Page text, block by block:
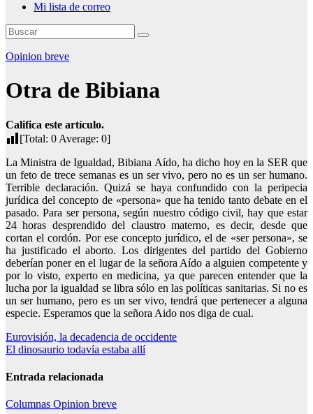
Mi lista de correo
Opinion breve
Otra de Bibiana
Califica este artículo.
[Total: 0 Average: 0]
La Ministra de Igualdad, Bibiana Aído, ha dicho hoy en la SER que
un feto de trece semanas es un ser vivo, pero no es un ser humano.
Terrible declaración. Quizá se haya confundido con la peripecia
jurídica del concepto de «persona» que ha tenido tanto debate en el
pasado. Para ser persona, según nuestro código civil, hay que estar
24 horas desprendido del claustro materno, es decir, desde que
cortan el cordón. Por ese concepto jurídico, el de «ser persona», se
ha justificado el aborto. Los dirigentes del partido del Gobierno
deberían poner en el lugar de la señora Aído a alguien competente y
por lo visto, experto en medicina, ya que parecen entender que la
lucha por la igualdad se libra sólo en las políticas sanitarias. Si no es
un ser humano, pero es un ser vivo, tendrá que pertenecer a alguna
especie. Esperamos que la señora Aido nos diga de cual.
Navegación
de
entradas
Eurovisión, la decadencia de occidente
El dinosaurio todavía estaba allí
Entrada relacionada
Columnas Opinion breve